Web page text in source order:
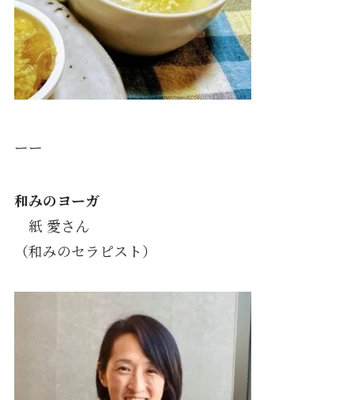
ーー
和みのヨーガ
紙 愛さん
（和みのセラピスト）